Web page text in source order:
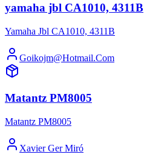
yamaha jbl CA1010, 4311B
Yamaha Jbl CA1010, 4311B
Goikojm@Hotmail.Com
Matantz PM8005
Matantz PM8005
Xavier Ger Miró